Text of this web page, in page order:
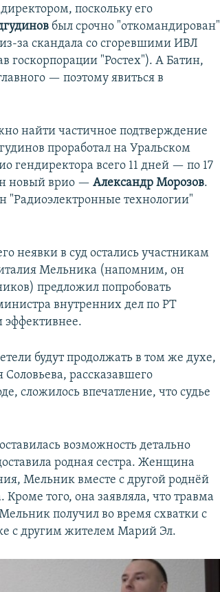
поскольку его
был срочно "откомандирован"
за скандала со сгоревшими ИВЛ
госкорпорации "Ростех"). А Батин,
— поэтому явиться в
найти частичное подтверждение
проработал на Уральском
гендиректора всего 11 дней — по 17
новый врио —Александр Морозов.
"Радиоэлектронные технологии"
неявки в суд остались участникам
Мельника (напомним, он
предложил попробовать
внутренних дел по РТ
эффективнее.
будут продолжать в том же духе,
Соловьева, рассказавшего
сложилось впечатление, что судье
возможность детально
родная сестра. Женщина
Мельник вместе с другой роднёй
того, она заявляла, что травма
получил во время схватки с
с другим жителем Марий Эл.